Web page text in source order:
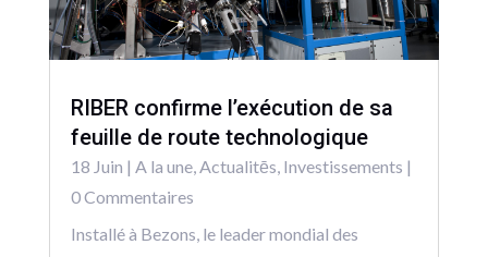
RIBER confirme l’exécution de sa
feuille de route technologique
18 Juin | A la une,Actualitēs, Investissements |
0 Commentaires
Installé à Bezons, le leader mondial des